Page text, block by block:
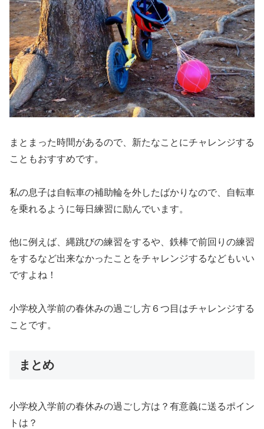
まとまった時間があるので、新たなことにチャレンジする
こともおすすめです。
私の息子は自転車の補助輪を外したばかりなので、自転車
を乗れるように毎日練習に励んでいます。
他に例えば、縄跳びの練習をするや、鉄棒で前回りの練習
をするなど出来なかったことをチャレンジするなどもいい
ですよね！
小学校入学前の春休みの過ごし方６つ目はチャレンジする
ことです。
まとめ
小学校入学前の春休みの過ごし方は？有意義に送るポイン
トは？